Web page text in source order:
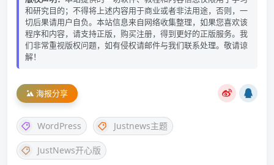
和研究目的；不得将上述内容用于商业或者非法用途，否则，一
切后果请用户自负。本站信息来自网络收集整理，如果您喜欢该
程序和内容，请支持正版，购买注册，得到更好的正版服务。我
们非常重视版权问题，如有侵权请邮件与我们联系处理。敬请谅
解！
海报分享
WordPress Justnews主题
JustNews开心版